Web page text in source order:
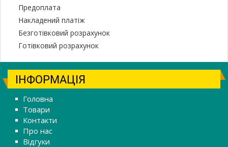
Предоплата
Накладений платіж
Безготівковий розрахунок
Готівковий розрахунок
ІНФОРМАЦІЯ
Головна
Товари
Контакти
Про нас
Відгуки